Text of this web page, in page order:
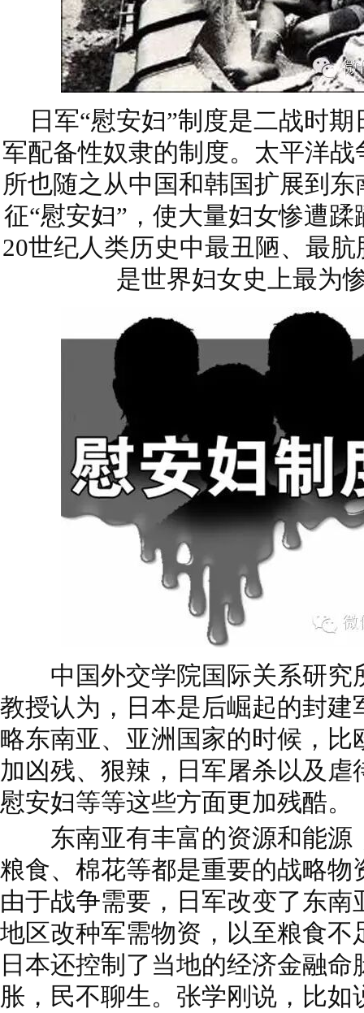
日军“慰安妇”制度是二战时期
军配备性奴隶的制度。太平洋
所也随之从中国和韩国扩展到
征“慰安妇”，使大量妇女惨遭
20世纪人类历史中最丑陋、最
是世界妇女史上最为
中国外交学院国际关系研究
教授认为，日本是后崛起的封建
略东南亚、亚洲国家的时候，
加凶残、狠辣，日军屠杀以及
慰安妇等等这些方面更加残酷。
东南亚有丰富的资源和能源
粮食、棉花等都是重要的战略物
由于战争需要，日军改变了东
地区改种军需物资，以至粮食不
日本还控制了当地的经济金融
胀，民不聊生。张学刚说，比如